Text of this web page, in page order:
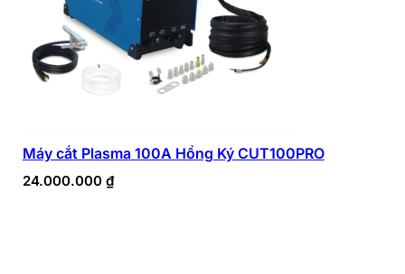
Máy cắt Plasma 100A Hồng Ký CUT100PRO
24.000.000 ₫